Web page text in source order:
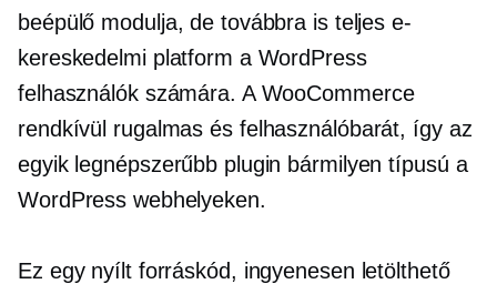
beépülő modulja, de továbbra is teljes e-
kereskedelmi platform a WordPress
felhasználók számára. A WooCommerce
rendkívül rugalmas és felhasználóbarát, így az
egyik legnépszerűbb plugin bármilyen típusú a
WordPress webhelyeken.
Ez egy nyílt forráskód, ingyenesen letölthető